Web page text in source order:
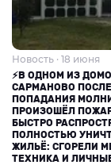
Новость · 18 июня
⚡В ОДНОМ ИЗ
САРМАНОВО ПОСЛЕ
ПОПАДАНИЯ
ПРОИЗОШЁЛ
БЫСТРО
ПОЛНОСТЬЮ
ЖИЛЬЁ: СГОРЕЛИ
ТЕХНИКА И